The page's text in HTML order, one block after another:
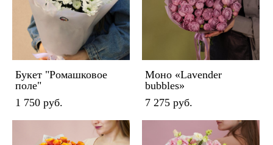
Букет "Ромашковое
поле"
1 750 pуб.
Моно «Lavender
bubbles»
7 275 pуб.